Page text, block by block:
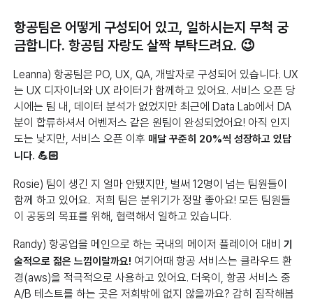
항공팀은 어떻게 구성되어 있고, 일하시는지 무척 궁
금합니다. 항공팀 자랑도 살짝 부탁드려요. 😉
Leanna) 항공팀은 PO, UX, QA, 개발자로 구성되어 있습니다. UX
는 UX 디자이너와 UX 라이터가 함께하고 있어요. 서비스 오픈 당
시에는 팀 내, 데이터 분석가 없었지만 최근에 Data Lab에서 DA
분이 합류하셔서 어벤저스 같은 원팀이 완성되었어요! 아직 인지
도는 낮지만, 서비스 오픈 이후 매달 꾸준히 20%씩 성장하고 있답
니다. 💪🏻
Rosie) 팀이 생긴 지 얼마 안됐지만, 벌써 12명이 넘는 팀원들이
함께 하고 있어요. 저희 팀은 분위기가 정말 좋아요! 모든 팀원들
이 공동의 목표를 위해, 협력해서 일하고 있습니다.
Randy) 항공업을 메인으로 하는 국내의 메이저 플레이어 대비 기
술적으로 젊은 느낌이랄까요! 여기어때 항공 서비스는 클라우드 환
경(aws)을 적극적으로 사용하고 있어요. 더욱이, 항공 서비스 중
A/B 테스트를 하는 곳은 저희밖에 없지 않을까요? 감히 짐작해봅